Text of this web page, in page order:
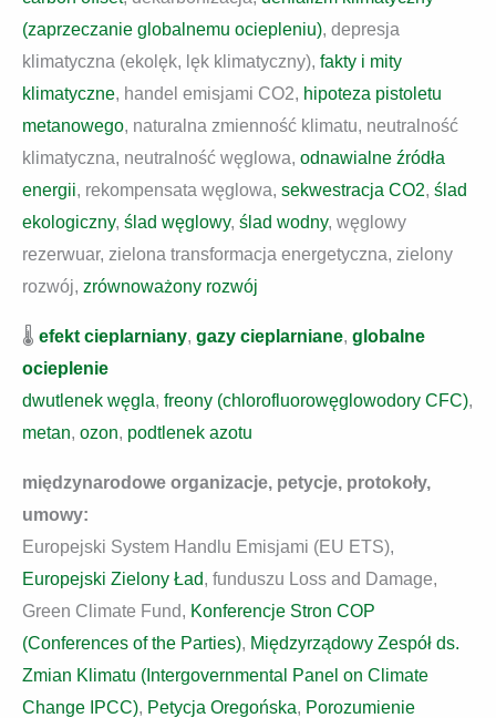
(zaprzeczanie globalnemu ociepleniu), depresja
klimatyczna (ekolęk, lęk klimatyczny), fakty i mity
klimatyczne, handel emisjami CO2, hipoteza pistoletu
metanowego, naturalna zmienność klimatu, neutralność
klimatyczna, neutralność węglowa, odnawialne źródła
energii, rekompensata węglowa, sekwestracja CO2, ślad
ekologiczny, ślad węglowy, ślad wodny, węglowy
rezerwuar, zielona transformacja energetyczna, zielony
rozwój, zrównoważony rozwój
🌡️ efekt cieplarniany, gazy cieplarniane, globalne
ocieplenie
dwutlenek węgla, freony (chlorofluorowęglowodory CFC),
metan, ozon, podtlenek azotu
międzynarodowe organizacje, petycje, protokoły,
umowy:
Europejski System Handlu Emisjami (EU ETS),
Europejski Zielony Ład, funduszu Loss and Damage,
Green Climate Fund, Konferencje Stron COP
(Conferences of the Parties), Międzyrządowy Zespół ds.
Zmian Klimatu (Intergovernmental Panel on Climate
Change IPCC), Petycja Oregońska, Porozumienie